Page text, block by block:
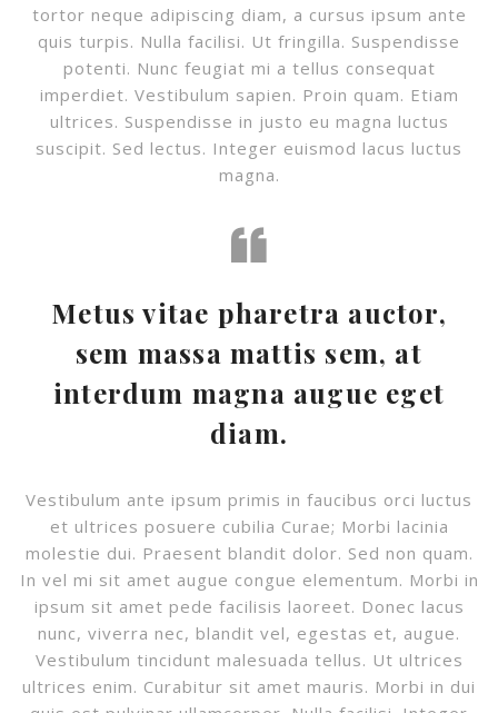
tortor neque adipiscing diam, a cursus ipsum ante
quis turpis. Nulla facilisi. Ut fringilla. Suspendisse
potenti. Nunc feugiat mi a tellus consequat
imperdiet. Vestibulum sapien. Proin quam. Etiam
ultrices. Suspendisse in justo eu magna luctus
suscipit. Sed lectus. Integer euismod lacus luctus
magna.
Metus vitae pharetra auctor,
sem massa mattis sem, at
interdum magna augue eget
diam.
Vestibulum ante ipsum primis in faucibus orci luctus
et ultrices posuere cubilia Curae; Morbi lacinia
molestie dui. Praesent blandit dolor. Sed non quam.
In vel mi sit amet augue congue elementum. Morbi in
ipsum sit amet pede facilisis laoreet. Donec lacus
nunc, viverra nec, blandit vel, egestas et, augue.
Vestibulum tincidunt malesuada tellus. Ut ultrices
ultrices enim. Curabitur sit amet mauris. Morbi in dui